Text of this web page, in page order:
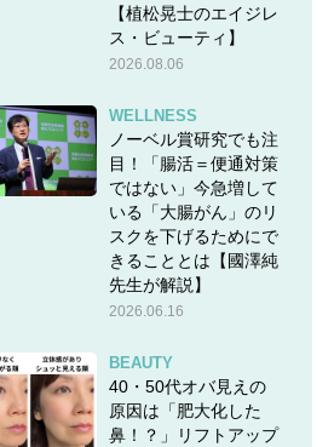
【植松晃士のエイジレ
ス・ビューティ】
2026.08.06
WELLNESS
ノーベル賞研究でも注
目！「腸活＝便通対策
ではない」今急増して
いる「大腸がん」のリ
スクを下げるためにで
きることとは【國澤純
先生が解説】
2026.06.16
BEAUTY
40・50代オバ見えの
原因は「肥大化した
鼻！？」リフトアップ